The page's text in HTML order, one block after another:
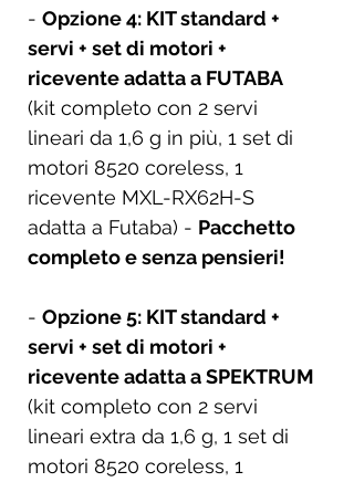
- Opzione 4: KIT standard +
servi + set di motori +
ricevente adatta a FUTABA
(kit completo con 2 servi
lineari da 1,6 g in più, 1 set di
motori 8520 coreless, 1
ricevente MXL-RX62H-S
adatta a Futaba) - Pacchetto
completo e senza pensieri!
- Opzione 5: KIT standard +
servi + set di motori +
ricevente adatta a SPEKTRUM
(kit completo con 2 servi
lineari extra da 1,6 g, 1 set di
motori 8520 coreless, 1